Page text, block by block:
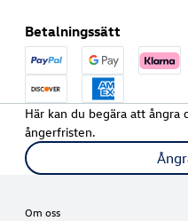
Betalningssätt
Här kan du begära att
ångerfristen.
Om oss